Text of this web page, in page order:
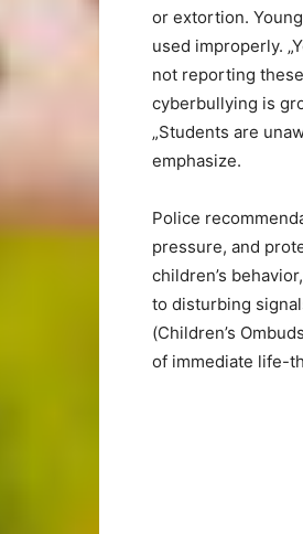
or extortion.
used improperly.
not reporting
cyberbullying is
„Students are
emphasize.
Police
pressure, and
children’s
to disturbing
(Children’s
of immediate life-